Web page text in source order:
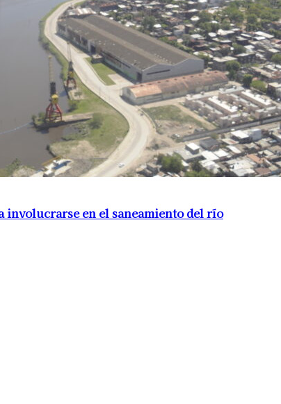
involucrarse en el saneamiento del río